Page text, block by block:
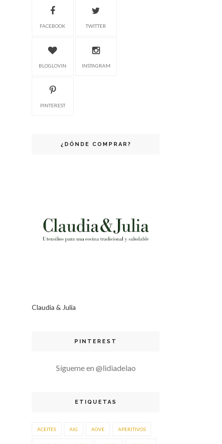
FACEBOOK TWITTER
BLOGLOVIN INSTAGRAM
PINTEREST
¿DÓNDE COMPRAR?
Claudia & Julia
PINTEREST
Sígueme en @lidiadelao
ETIQUETAS
ACEITES AIG AOVE APERITIVOS